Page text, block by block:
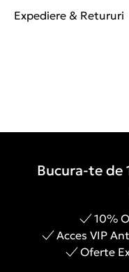
Expediere & Retururi
Bucura-te de
10%
Acces VIP
Oferte